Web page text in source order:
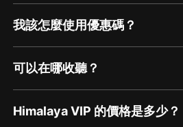
我該怎麼使用優惠碼？
可以在哪收聽？
Himalaya VIP 的價格是多少？